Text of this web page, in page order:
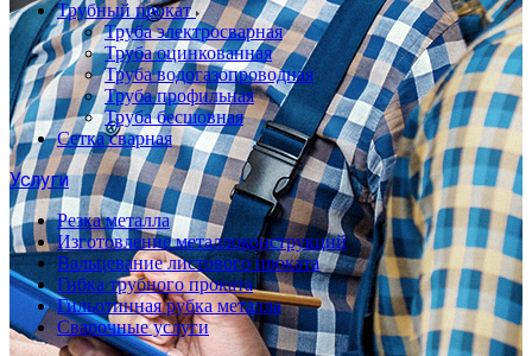
Трубный прокат
Труба электросварная
Труба оцинкованная
Труба водогазопроводная
Труба профильная
Труба бесшовная
Сетка сварная
Услуги
Резка металла
Изготовление металлоконструкций
Вальцевание листового проката
Гибка трубного проката
Гильотинная рубка металла
Сварочные услуги